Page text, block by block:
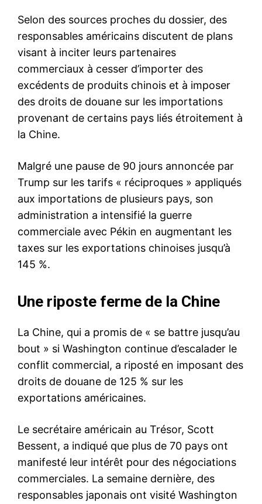
Selon des sources proches du dossier, des
responsables américains discutent de plans
visant à inciter leurs partenaires
commerciaux à cesser d’importer des
excédents de produits chinois et à imposer
des droits de douane sur les importations
provenant de certains pays liés étroitement à
la Chine.
Malgré une pause de 90 jours annoncée par
Trump sur les tarifs « réciproques » appliqués
aux importations de plusieurs pays, son
administration a intensifié la guerre
commerciale avec Pékin en augmentant les
taxes sur les exportations chinoises jusqu’à
145 %.
Une riposte ferme de la Chine
La Chine, qui a promis de « se battre jusqu’au
bout » si Washington continue d’escalader le
conflit commercial, a riposté en imposant des
droits de douane de 125 % sur les
exportations américaines.
Le secrétaire américain au Trésor, Scott
Bessent, a indiqué que plus de 70 pays ont
manifesté leur intérêt pour des négociations
commerciales. La semaine dernière, des
responsables japonais ont visité Washington